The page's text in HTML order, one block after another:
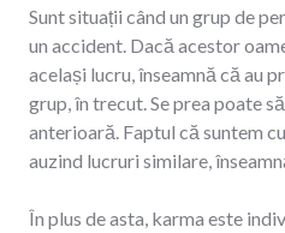
Sunt situații când un grup de
un accident. Dacă acestor
același lucru, înseamnă că au
grup, în trecut. Se prea poate
anterioară. Faptul că suntem
auzind lucruri similare,
În plus de asta, karma este